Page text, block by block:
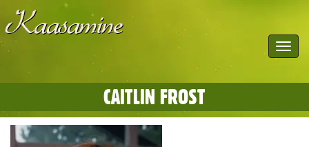
Toggle
CAITLIN FROST